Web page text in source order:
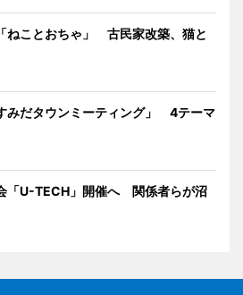
ねことおちゃ」 古民家改築、猫と
みだタウンミーティング」 4テーマ
「U-TECH」開催へ 関係者らが沼